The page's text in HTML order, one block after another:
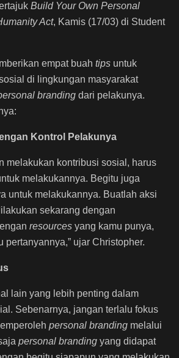
Build Your Own Personal
Act, Kamis (17/03) di Student
empat buah tips untuk
di lingkungan masyarakat
branding dari pelakunya.
Kontrol Pelakunya
melakukan kontribusi sosial, harus
melakukannya. Begitu juga
untuk melakukannya. Buatlah aksi
sekarang dengan
resources yang kamu punya,
pertanyannya,” ujar Christopher.
lain yang lebih penting dalam
Sebenarnya, jangan terlalu fokus
personal branding melalui
personal branding yang didapat